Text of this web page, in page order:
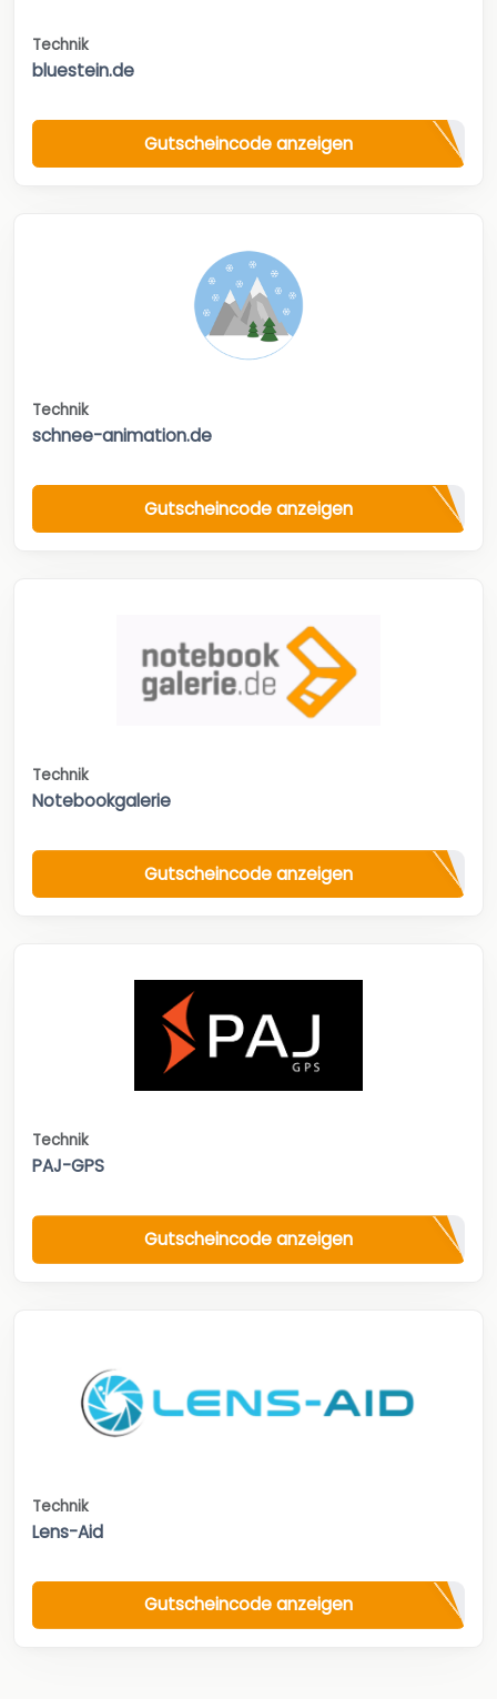
Technik
bluestein.de
Gutscheincode anzeigen
Technik
schnee-animation.de
Gutscheincode anzeigen
Technik
Notebookgalerie
Gutscheincode anzeigen
Technik
PAJ-GPS
Gutscheincode anzeigen
Technik
Lens-Aid
Gutscheincode anzeigen